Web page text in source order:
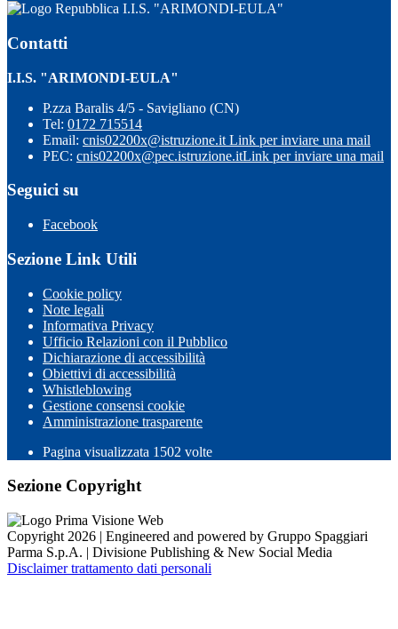
I.I.S. "ARIMONDI-EULA"
Contatti
I.I.S. "ARIMONDI-EULA"
P.zza Baralis 4/5 - Savigliano (CN)
Tel: 0172 715514
Email: cnis02200x@istruzione.it Link per inviare una mail
PEC: cnis02200x@pec.istruzione.itLink per inviare una mail
Seguici su
Facebook
Sezione Link Utili
Cookie policy
Note legali
Informativa Privacy
Ufficio Relazioni con il Pubblico
Dichiarazione di accessibilità
Obiettivi di accessibilità
Whistleblowing
Gestione consensi cookie
Amministrazione trasparente
Pagina visualizzata 1502 volte
Sezione Copyright
Copyright 2026 | Engineered and powered by Gruppo Spaggiari
Parma S.p.A. | Divisione Publishing & New Social Media
Disclaimer trattamento dati personali